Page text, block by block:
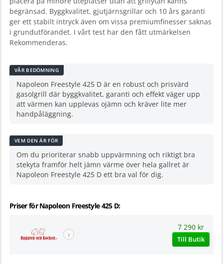
begränsad. Byggkvalitet, gjutjärnsgrillar och 10 års garanti
ger ett stabilt intryck även om vissa premiumfinesser saknas
i grundutförandet. I vårt test har den fått utmärkelsen
Rekommenderas.
VÅR BEDÖMNING
Napoleon Freestyle 425 D är en robust och prisvärd
gasolgrill där byggkvalitet, garanti och effekt väger upp
att värmen kan upplevas ojämn och kräver lite mer
handpåläggning.
VEM DEN ÄR FÖR
Om du prioriterar snabb uppvärmning och riktigt bra
stekyta framför helt jämn värme över hela gallret är
Napoleon Freestyle 425 D ett bra val för dig.
Priser för Napoleon Freestyle 425 D:
ℹ
7 290 kr
Till Butik